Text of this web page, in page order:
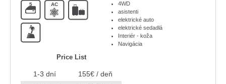
5 AC
A
4WD
asistenti
elektrické auto
elektrické sedadlá
Interiér - koža
Navigácia
Price List
1-3 dní
155€ / deň